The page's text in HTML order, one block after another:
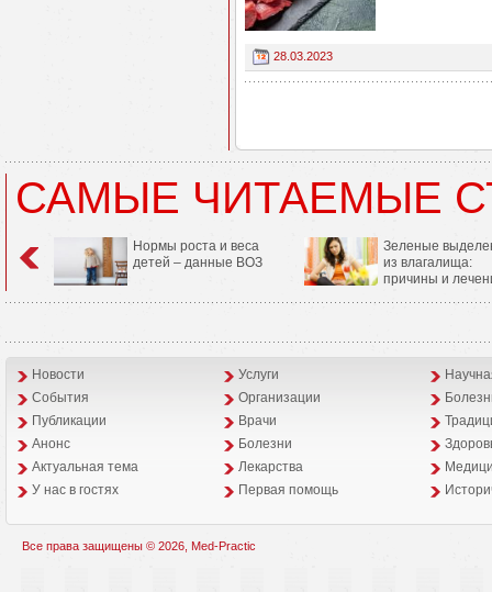
28.03.2023
САМЫЕ ЧИТАЕМЫЕ
Нормы роста и веса
детей – данные ВОЗ
Зеленые
из влагалища:
причины и
Новости Услуги
События
Организации
Публикации
Врачи
Анонс
Болезни
Aктуальная тема
Лекарства
У нас в гостях
Первая помощь
Все права защищены © 2026, Med-Practic